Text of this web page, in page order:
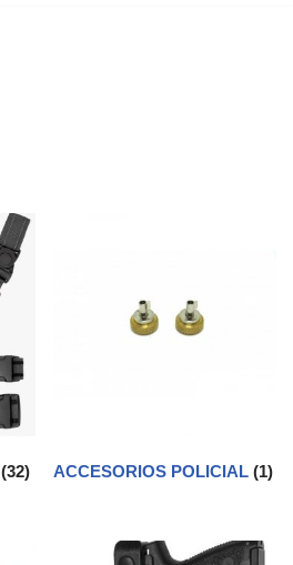
(32) ACCESORIOS POLICIAL(1)